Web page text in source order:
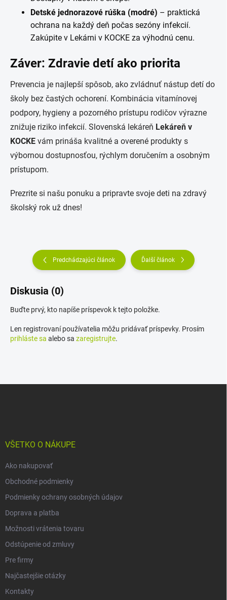
Detské jednorazové rúška (modré) – praktická
ochrana na každý deň počas sezóny infekcií.
Zakúpite v Lekárni v KOCKE za výhodnú cenu.
Záver: Zdravie detí ako priorita
Prevencia je najlepší spôsob, ako zvládnuť nástup detí do
školy bez častých ochorení. Kombinácia vitamínovej
podpory, hygieny a pozorného prístupu rodičov výrazne
znižuje riziko infekcií. Slovenská lekáreň Lekáreň v
KOCKE vám prináša kvalitné a overené produkty s
výbornou dostupnosťou, rýchlym doručením a osobným
prístupom.
Prezrite si našu ponuku a pripravte svoje deti na zdravý
školský rok už dnes!
Predchádzajúci článok Ďalší článok
Diskusia (0)
Buďte prvý, kto napíše príspevok k tejto položke.
Len registrovaní používatelia môžu pridávať príspevky. Prosím
prihláste sa alebo sa zaregistrujte.
VŠETKO O NÁKUPE
Ako nakupovať
Obchodné podmienky
Podmienky ochrany osobných údajov
Doprava a platba
Možnosti vrátenia tovaru
Odstúpenie od zmluvy
Pre firmy
Najčastejšie otázky
Kontakty